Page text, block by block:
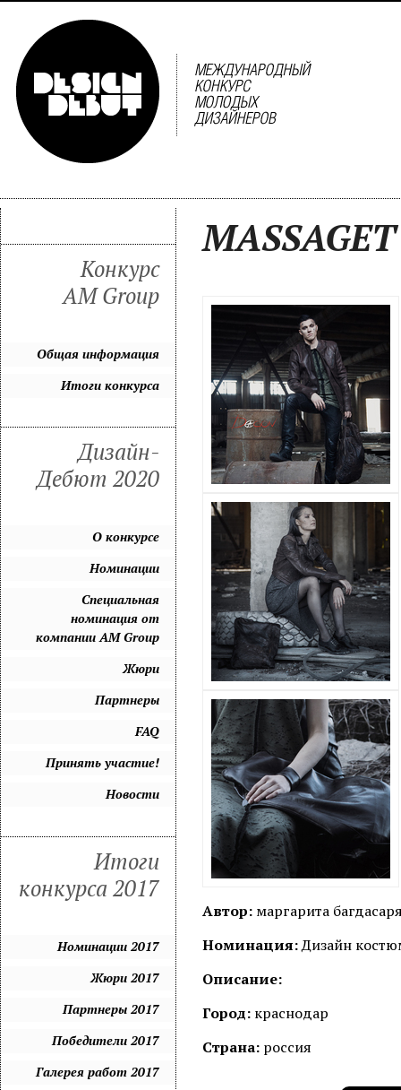
MASSAGET
Автор: маргарита
Номинация:Дизайн
Описание:
Город: краснодар
Страна: россия
Конкурс
AM Group
Общая информация
Итоги конкурса
Дизайн-
Дебют 2020
О конкурсе
Номинации
Специальная
номинация от
компании AM Group
Жюри
Партнеры
FAQ
Принять участие!
Новости
Итоги
конкурса 2017
Номинации 2017
Жюри 2017
Партнеры 2017
Победители 2017
Галерея работ 2017